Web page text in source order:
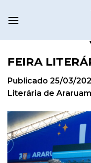
FEIRA
Publicado 25/03/
Literária de